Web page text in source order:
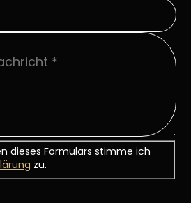
dieses Formulars stimme ich
zu.